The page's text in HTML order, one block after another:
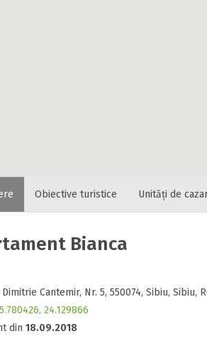
Obiective turistice Unități de
Bianca
Cantemir, Nr. 5, 550074, Sibiu, Sibiu,
24.129866
din 18.09.2018